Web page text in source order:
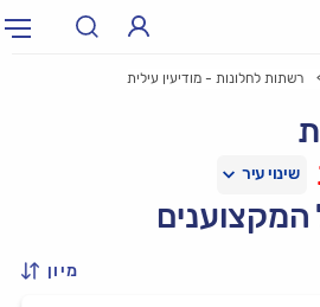
רשתות לחלונות - מודיעין עילית
מיון